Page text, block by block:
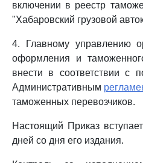
включении в реестр
"Хабаровский грузовой
4. Главному управлению
оформления и
внести в соответствии с
Административным
таможенных перевозчиков.
Настоящий Приказ
дней со дня его издания.